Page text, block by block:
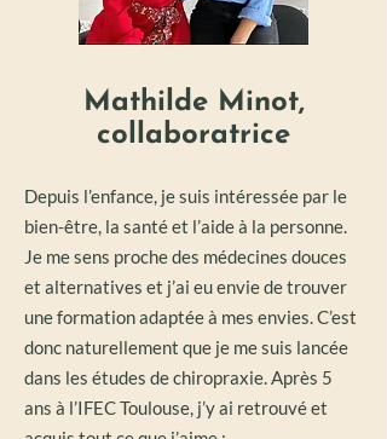
Mathilde Minot,
collaboratrice
Depuis l’enfance, je suis intéressée par le
bien-être, la santé et l’aide à la personne.
Je me sens proche des médecines douces
et alternatives et j’ai eu envie de trouver
une formation adaptée à mes envies.C’est
donc naturellement que je me suis lancée
dans les études de chiropraxie. Après 5
ans à l’IFEC Toulouse, j’y ai retrouvé et